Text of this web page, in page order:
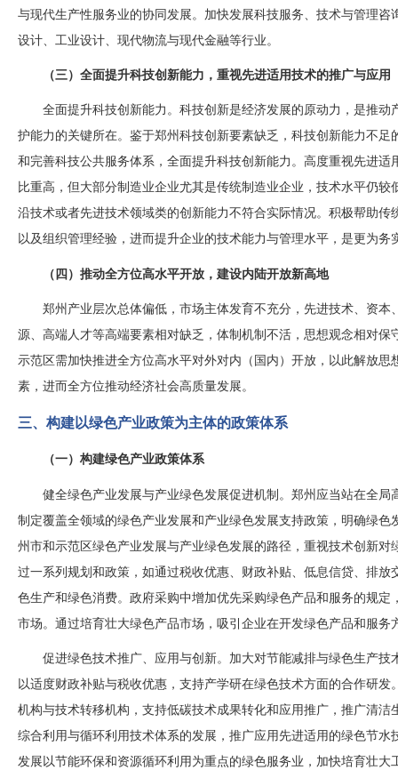
与现代生产性服务业的协同发展。加快发展科技服务、技术与管理
设计、工业设计、现代物流与现代金融等行业。
（三）全面提升科技创新能力，重视先进适用技术的推广与应用
全面提升科技创新能力。科技创新是经济发展的原动力，是推
护能力的关键所在。鉴于郑州科技创新要素缺乏，科技创新能力不
和完善科技公共服务体系，全面提升科技创新能力。高度重视先进
比重高，但大部分制造业企业尤其是传统制造业企业，技术水平仍
沿技术或者先进技术领域类的创新能力不符合实际情况。积极帮助
以及组织管理经验，进而提升企业的技术能力与管理水平，是更为务
（四）推动全方位高水平开放，建设内陆开放新高地
郑州产业层次总体偏低，市场主体发育不充分，先进技术、资
源、高端人才等高端要素相对缺乏，体制机制不活，思想观念相对
示范区需加快推进全方位高水平对外对内（国内）开放，以此解放
素，进而全方位推动经济社会高质量发展。
三、构建以绿色产业政策为主体的政策体系
（一）构建绿色产业政策体系
健全绿色产业发展与产业绿色发展促进机制。郑州应当站在全
制定覆盖全领域的绿色产业发展和产业绿色发展支持政策，明确绿
州市和示范区绿色产业发展与产业绿色发展的路径，重视技术创新
过一系列规划和政策，如通过税收优惠、财政补贴、低息信贷、排
色生产和绿色消费。政府采购中增加优先采购绿色产品和服务的规
市场。通过培育壮大绿色产品市场，吸引企业在开发绿色产品和服务
促进绿色技术推广、应用与创新。加大对节能减排与绿色生产
以适度财政补贴与税收优惠，支持产学研在绿色技术方面的合作研
机构与技术转移机构，支持低碳技术成果转化和应用推广，推广清
综合利用与循环利用技术体系的发展，推广应用先进适用的绿色节
发展以节能环保和资源循环利用为重点的绿色服务业，加快培育壮